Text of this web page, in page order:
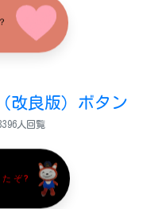
改良版）ボタン
人回覧
たぞ?